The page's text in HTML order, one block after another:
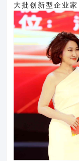
大批创新型企业